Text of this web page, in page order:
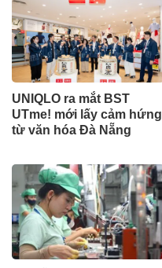
UNIQLO ra mắt BST
UTme! mới lấy cảm hứng
từ văn hóa Đà Nẵng